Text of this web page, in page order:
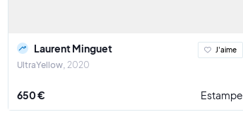
Laurent Minguet
UltraYellow 2020
J'aime
650 € Estampe